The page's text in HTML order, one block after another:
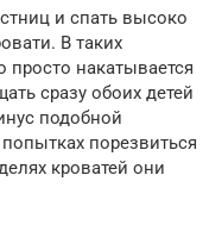
и спать высоко
В таких
просто накатывается
сразу обоих детей
подобной
порезвиться
кроватей они